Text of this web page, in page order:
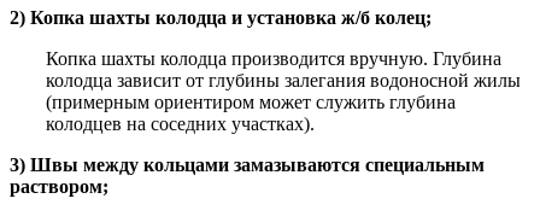
2) Копка шахты колодца и установка ж/б колец;
Копка шахты колодца производится вручную. Глубина
колодца зависит от глубины залегания водоносной жилы
(примерным ориентиром может служить глубина
колодцев на соседних участках).
3) Швы между кольцами замазываются специальным
раствором;